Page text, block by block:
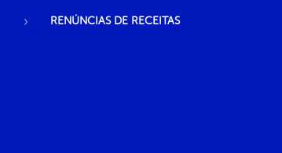
RENÚNCIAS DE RECEITAS